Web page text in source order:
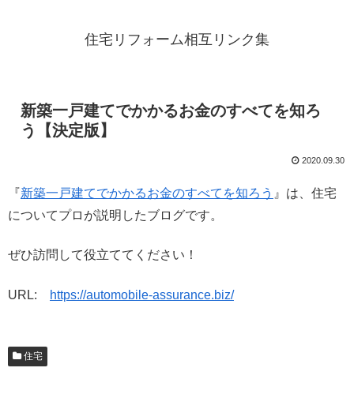
住宅リフォーム相互リンク集
新築一戸建てでかかるお金のすべてを知ろ
う【決定版】
2020.09.30
『新築一戸建てでかかるお金のすべてを知ろう 』は、住宅
についてプロが説明したブログです。
ぜひ訪問して役立ててください！
URL: https://automobile-assurance.biz/
住宅